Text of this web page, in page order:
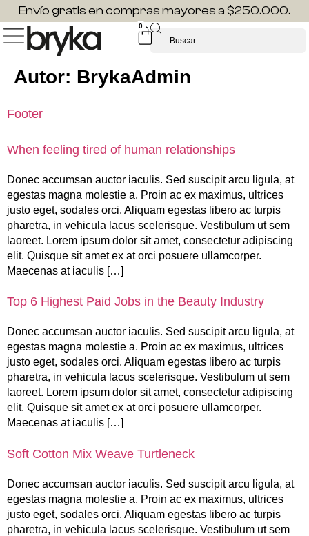
Envío gratis en compras mayores a $250.000.
0
Autor: BrykaAdmin
Footer
When feeling tired of human relationships
Donec accumsan auctor iaculis. Sed suscipit arcu ligula, at
egestas magna molestie a. Proin ac ex maximus, ultrices
justo eget, sodales orci. Aliquam egestas libero ac turpis
pharetra, in vehicula lacus scelerisque. Vestibulum ut sem
laoreet. Lorem ipsum dolor sit amet, consectetur adipiscing
elit. Quisque sit amet ex at orci posuere ullamcorper.
Maecenas at iaculis […]
Top 6 Highest Paid Jobs in the Beauty Industry
Donec accumsan auctor iaculis. Sed suscipit arcu ligula, at
egestas magna molestie a. Proin ac ex maximus, ultrices
justo eget, sodales orci. Aliquam egestas libero ac turpis
pharetra, in vehicula lacus scelerisque. Vestibulum ut sem
laoreet. Lorem ipsum dolor sit amet, consectetur adipiscing
elit. Quisque sit amet ex at orci posuere ullamcorper.
Maecenas at iaculis […]
Soft Cotton Mix Weave Turtleneck
Donec accumsan auctor iaculis. Sed suscipit arcu ligula, at
egestas magna molestie a. Proin ac ex maximus, ultrices
justo eget, sodales orci. Aliquam egestas libero ac turpis
pharetra, in vehicula lacus scelerisque. Vestibulum ut sem